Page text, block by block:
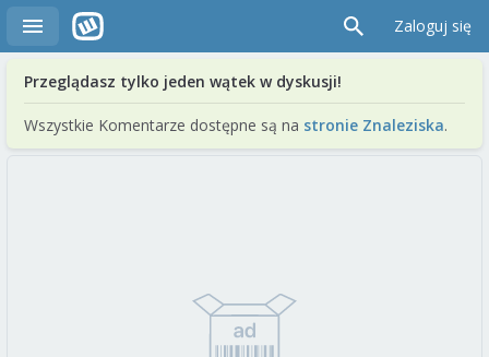
Zaloguj się
Przeglądasz tylko jeden wątek w dyskusji!
Wszystkie Komentarze dostępne są na stronie Znaleziska.